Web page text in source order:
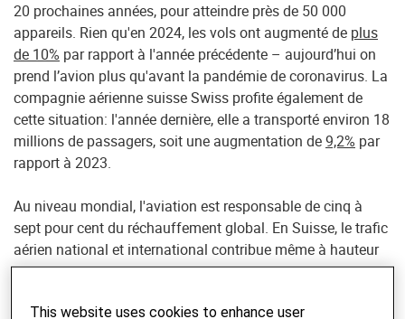
20 prochaines années, pour atteindre près de 50 000
appareils. Rien qu'en 2024, les vols ont augmenté de plus
de 10% par rapport à l'année précédente – aujourd’hui on
prend l’avion plus qu'avant la pandémie de coronavirus. La
compagnie aérienne suisse Swiss profite également de
cette situation: l'année dernière, elle a transporté environ 18
millions de passagers, soit une augmentation de9,2% par
rapport à 2023.
Au niveau mondial, l'aviation est responsable de cinq à
sept pour cent du réchauffement global. En Suisse, le trafic
aérien national et international contribue même à hauteur
de27%au changement climatique. En additionnant un et
voyages en avion, il faut rapidement trouver des solutions
This website uses cookies to enhance user